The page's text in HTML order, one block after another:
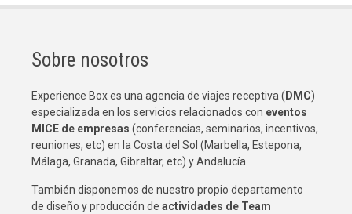
Sobre nosotros
Experience Box es una agencia de viajes receptiva ( DMC)
especializada en los servicios relacionados con eventos
MICE de empresas (conferencias, seminarios, incentivos,
reuniones, etc) en la Costa del Sol (Marbella, Estepona,
Málaga, Granada, Gibraltar, etc) y Andalucía.
También disponemos de nuestro propio departamento
de diseño y producción de actividades de Team